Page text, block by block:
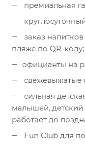
премиальная
заказ
пляже по QR-коду;
официанты на
свежевыжатые
сильная
малышей,
работает до
Fun Club для